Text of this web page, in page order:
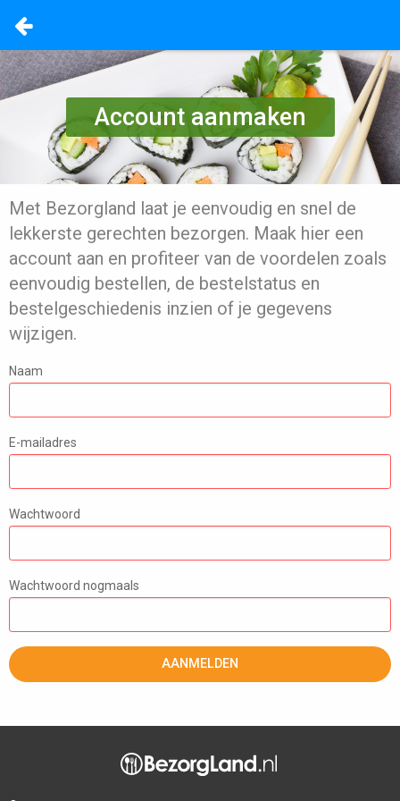
Account aanmaken
Met Bezorgland laat je eenvoudig en snel de
lekkerste gerechten bezorgen. Maak hier een
account aan en profiteer van de voordelen zoals
eenvoudig bestellen, de bestelstatus en
bestelgeschiedenis inzien of je gegevens
wijzigen.
Naam
E-mailadres
Wachtwoord
Wachtwoord nogmaals
AANMELDEN